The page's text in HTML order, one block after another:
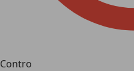
Contro